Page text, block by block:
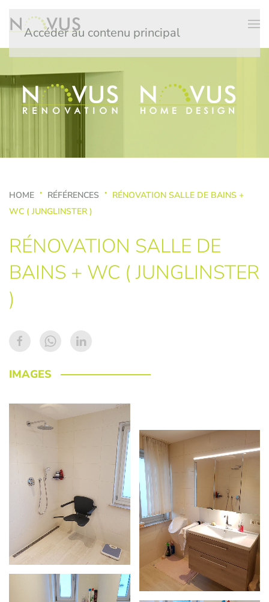
Accéder au contenu principal
HOME RÉFÉRENCES
RÉNOVATION SALLE DE BAINS +
WC ( JUNGLINSTER )
RÉNOVATION SALLE DE
BAINS + WC ( JUNGLINSTER
)
IMAGES